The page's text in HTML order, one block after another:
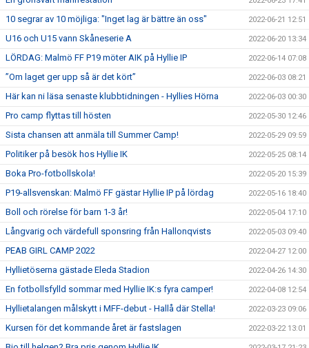
10 segrar av 10 möjliga: "Inget lag är bättre än oss" 2022-06-21 12:51
U16 och U15 vann Skåneserie A 2022-06-20 13:34
LÖRDAG: Malmö FF P19 möter AIK på Hyllie IP 2022-06-14 07:08
”Om laget ger upp så är det kört” 2022-06-03 08:21
Här kan ni läsa senaste klubbtidningen - Hyllies Hörna 2022-06-03 00:30
Pro camp flyttas till hösten 2022-05-30 12:46
Sista chansen att anmäla till Summer Camp! 2022-05-29 09:59
Politiker på besök hos Hyllie IK 2022-05-25 08:14
Boka Pro-fotbollskola! 2022-05-20 15:39
P19-allsvenskan: Malmö FF gästar Hyllie IP på lördag 2022-05-16 18:40
Boll och rörelse för barn 1-3 år! 2022-05-04 17:10
Långvarig och värdefull sponsring från Hallonqvists 2022-05-03 09:40
PEAB GIRL CAMP 2022 2022-04-27 12:00
Hyllietöserna gästade Eleda Stadion 2022-04-26 14:30
En fotbollsfylld sommar med Hyllie IK:s fyra camper! 2022-04-08 12:54
Hyllietalangen målskytt i MFF-debut - Hallå där Stella! 2022-03-23 09:06
Kursen för det kommande året är fastslagen 2022-03-22 13:01